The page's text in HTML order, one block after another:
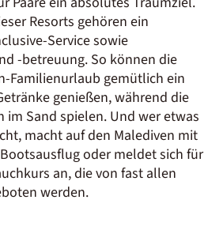
Resorts gehören ein
Service sowie
-betreuung. So können die
Familienurlaub gemütlich ein
genießen, während die
im Sand spielen. Und wer etwas
macht auf den Malediven mit
oder meldet sich für
an, die von fast allen
werden.